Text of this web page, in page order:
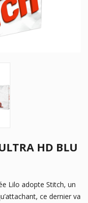
HD BLU
Lilo adopte Stitch, un
ce dernier va